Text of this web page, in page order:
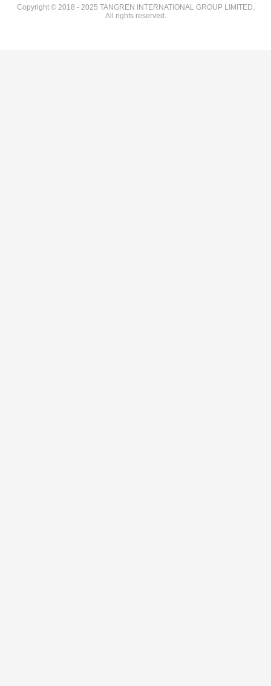
Copyright © 2018 - 2025 TANGREN INTERNATIONAL GROUP LIMITED.
All rights reserved.